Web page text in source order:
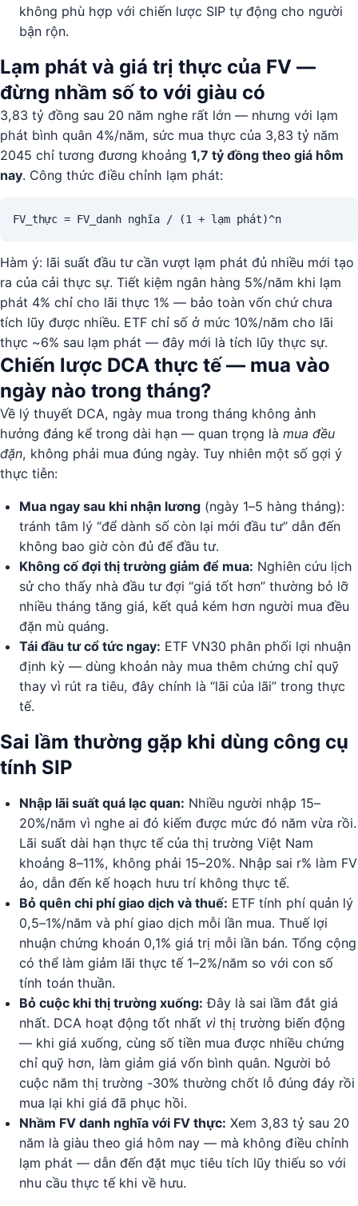
không phù hợp với chiến lược SIP tự động cho người
bận rộn.
Lạm phát và giá trị thực của FV —
đừng nhầm số to với giàu có
3,83 tỷ đồng sau 20 năm nghe rất lớn — nhưng với lạm
phát bình quân 4%/năm, sức mua thực của 3,83 tỷ năm
2045 chỉ tương đương khoảng 1,7 tỷ đồng theo giá hôm
nay. Công thức điều chỉnh lạm phát:
FV_thực = FV_danh nghĩa / (1 + lạm phát)^n
Hàm ý: lãi suất đầu tư cần vượt lạm phát đủ nhiều mới tạo
ra của cải thực sự. Tiết kiệm ngân hàng 5%/năm khi lạm
phát 4% chỉ cho lãi thực 1% — bảo toàn vốn chứ chưa
tích lũy được nhiều. ETF chỉ số ở mức 10%/năm cho lãi
thực ~6% sau lạm phát — đây mới là tích lũy thực sự.
Chiến lược DCA thực tế — mua vào
ngày nào trong tháng?
Về lý thuyết DCA, ngày mua trong tháng không ảnh
hưởng đáng kể trong dài hạn — quan trọng là mua đều
đặn, không phải mua đúng ngày. Tuy nhiên một số gợi ý
thực tiễn:
Mua ngay sau khi nhận lương (ngày 1–5 hàng tháng):
tránh tâm lý “để dành số còn lại mới đầu tư” dẫn đến
không bao giờ còn đủ để đầu tư.
Không cố đợi thị trường giảm để mua: Nghiên cứu lịch
sử cho thấy nhà đầu tư đợi “giá tốt hơn” thường bỏ lỡ
nhiều tháng tăng giá, kết quả kém hơn người mua đều
đặn mù quáng.
Tái đầu tư cổ tức ngay: ETF VN30 phân phối lợi nhuận
định kỳ — dùng khoản này mua thêm chứng chỉ quỹ
thay vì rút ra tiêu, đây chính là “lãi của lãi” trong thực
tế.
Sai lầm thường gặp khi dùng công cụ
tính SIP
Nhập lãi suất quá lạc quan: Nhiều người nhập 15–
20%/năm vì nghe ai đó kiếm được mức đó năm vừa rồi.
Lãi suất dài hạn thực tế của thị trường Việt Nam
khoảng 8–11%, không phải 15–20%. Nhập sai r% làm FV
ảo, dẫn đến kế hoạch hưu trí không thực tế.
Bỏ quên chi phí giao dịch và thuế: ETF tính phí quản lý
0,5–1%/năm và phí giao dịch mỗi lần mua. Thuế lợi
nhuận chứng khoán 0,1% giá trị mỗi lần bán. Tổng cộng
có thể làm giảm lãi thực tế 1–2%/năm so với con số
tính toán thuần.
Bỏ cuộc khi thị trường xuống: Đây là sai lầm đắt giá
nhất. DCA hoạt động tốt nhất vì thị trường biến động
— khi giá xuống, cùng số tiền mua được nhiều chứng
chỉ quỹ hơn, làm giảm giá vốn bình quân. Người bỏ
cuộc năm thị trường -30% thường chốt lỗ đúng đáy rồi
mua lại khi giá đã phục hồi.
Nhầm FV danh nghĩa với FV thực: Xem 3,83 tỷ sau 20
năm là giàu theo giá hôm nay — mà không điều chỉnh
lạm phát — dẫn đến đặt mục tiêu tích lũy thiếu so với
nhu cầu thực tế khi về hưu.